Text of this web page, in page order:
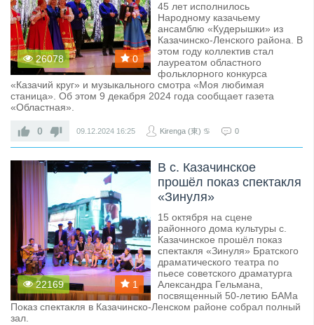
26078 0
45 лет исполнилось
Народному казачьему
ансамблю «Кудерышки» из
Казачинско-Ленского района. В
этом году коллектив стал
лауреатом областного
фольклорного конкурса
«Казачий круг» и музыкального смотра «Моя любимая
станица». Об этом 9 декабря 2024 года сообщает газета
«Областная».
0 09.12.2024 16:25 Kirenga (東) ♋ 0
22169 1
В с. Казачинское
прошёл показ спектакля
«Зинуля»
15 октября на сцене
районного дома культуры с.
Казачинское прошёл показ
спектакля «Зинуля» Братского
драматического театра по
пьесе советского драматурга
Александра Гельмана,
посвященный 50-летию БАМа
Показ спектакля в Казачинско-Ленском районе собрал полный
зал.